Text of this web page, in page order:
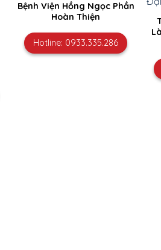
Bệnh Viện Hồng Ngọc Phần
Hoàn Thiện
Hotline: 0933.335.286